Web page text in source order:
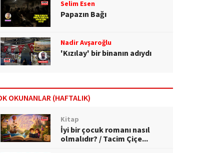
Selim Esen
Papazın Bağı
Nadir Avşaroğlu
'Kızılay' bir binanın adıydı
OKUNANLAR (HAFTALIK)
Kitap
İyi bir çocuk romanı nasıl
olmalıdır? / Tacim Çiçe...